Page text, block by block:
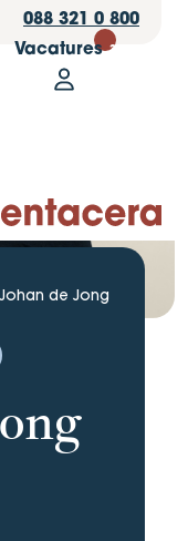
088 321 0 800
Vacatures 30
Mijn
Johan de Jong